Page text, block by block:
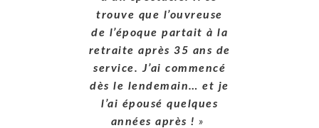
trouve que l’ouvreuse
de l’époque partait à la
retraite après 35 ans de
service. J’ai commencé
dès le lendemain… et je
l’ai épousé quelques
années après ! »